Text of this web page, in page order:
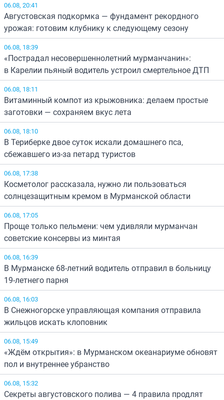
06.08, 20:41
Августовская подкормка — фундамент рекордного
урожая: готовим клубнику к следующему сезону
06.08, 18:39
«Пострадал несовершеннолетний мурманчанин»:
в Карелии пьяный водитель устроил смертельное ДТП
06.08, 18:11
Витаминный компот из крыжовника: делаем простые
заготовки — сохраняем вкус лета
06.08, 18:10
В Териберке двое суток искали домашнего пса,
сбежавшего из-за петард туристов
06.08, 17:38
Косметолог рассказала, нужно ли пользоваться
солнцезащитным кремом в Мурманской области
06.08, 17:05
Проще только пельмени: чем удивляли мурманчан
советские консервы из минтая
06.08, 16:39
В Мурманске 68-летний водитель отправил в больницу
19-летнего парня
06.08, 16:03
В Снежногорске управляющая компания отправила
жильцов искать клоповник
06.08, 15:49
«Ждём открытия»: в Мурманском океанариуме обновят
пол и внутреннее убранство
06.08, 15:32
Секреты августовского полива — 4 правила продлят